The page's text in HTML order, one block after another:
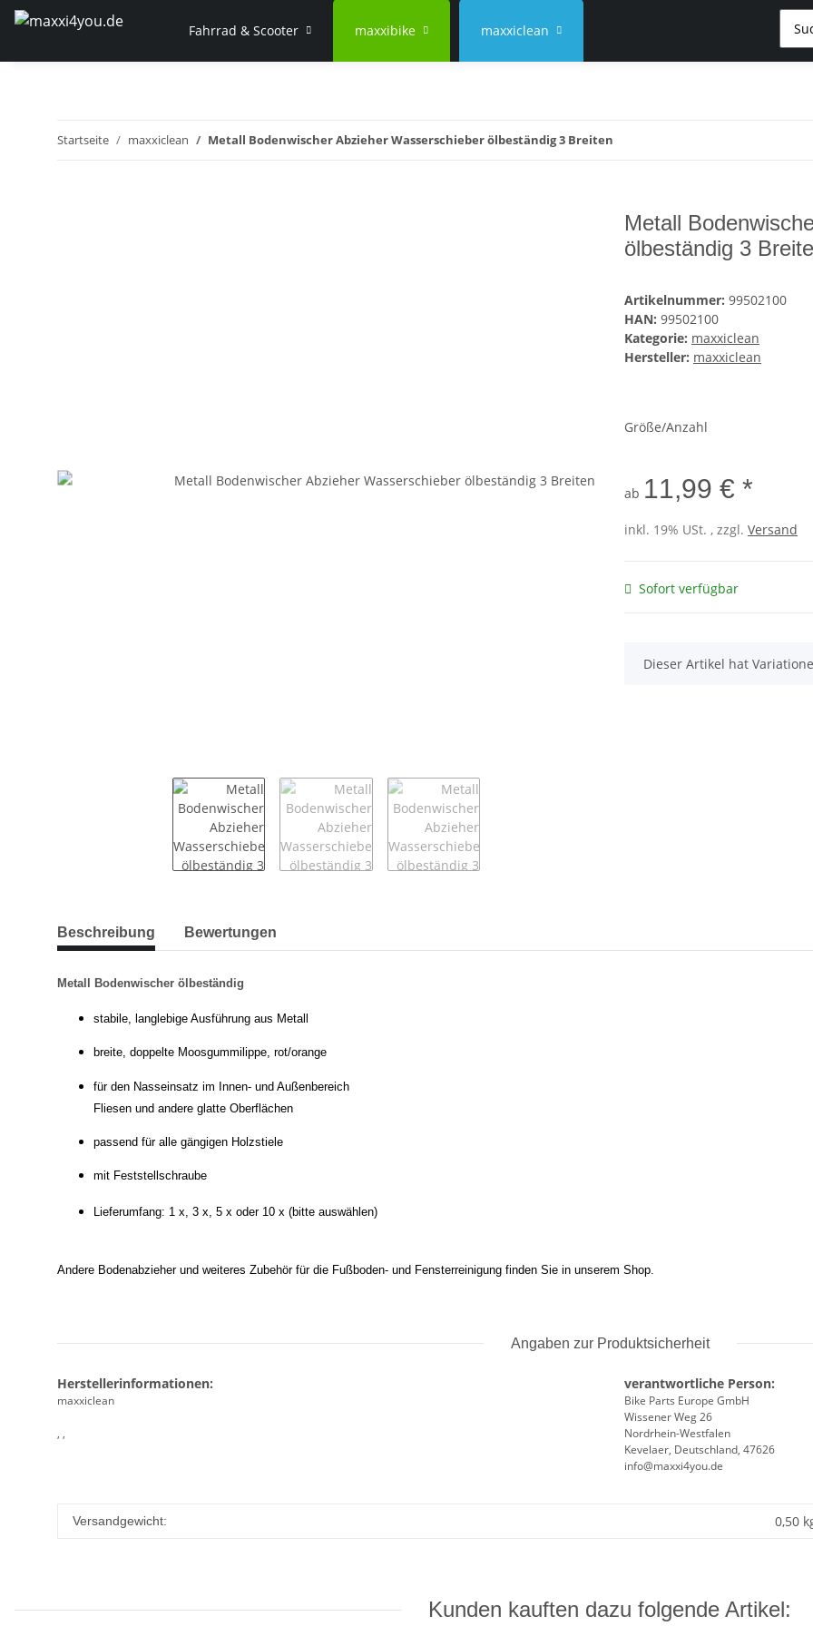
Fahrrad & Scooter maxxibike maxxiclean
Startseite maxxiclean Metall Bodenwischer Abzieher Wasserschieber ölbeständig 3 Breiten
Metall
ölbeständig 3
Artikelnummer: 99502100
HAN: 99502100
Kategorie: maxxiclean
Hersteller: maxxiclean
Größe/Anzahl
ab 11,99 € *
inkl. 19% USt. , zzgl. Versand
Sofort verfügbar
x
Dieser Artikel hat
Beschreibung Bewertungen
Metall Bodenwischer ölbeständig
stabile, langlebige Ausführung aus Metall
breite, doppelte Moosgummilippe, rot/orange
für den Nasseinsatz im Innen- und Außenbereich
Fliesen und andere glatte Oberflächen
passend für alle gängigen Holzstiele
mit Feststellschraube
Lieferumfang: 1 x, 3 x, 5 x oder 10 x (bitte auswählen)
Andere Bodenabzieher und weiteres Zubehör für die Fußboden- und Fensterreinigung finden Sie in unserem Shop.
Angaben zur Produktsicherheit
Herstellerinformationen:
maxxiclean
, ,
verantwortliche Person:
Bike Parts Europe GmbH
Wissener Weg 26
Nordrhein-Westfalen
Kevelaer, Deutschland, 47626
info@maxxi4you.de
Versandgewicht: 0,50
Kunden kauften dazu folgende Artikel: